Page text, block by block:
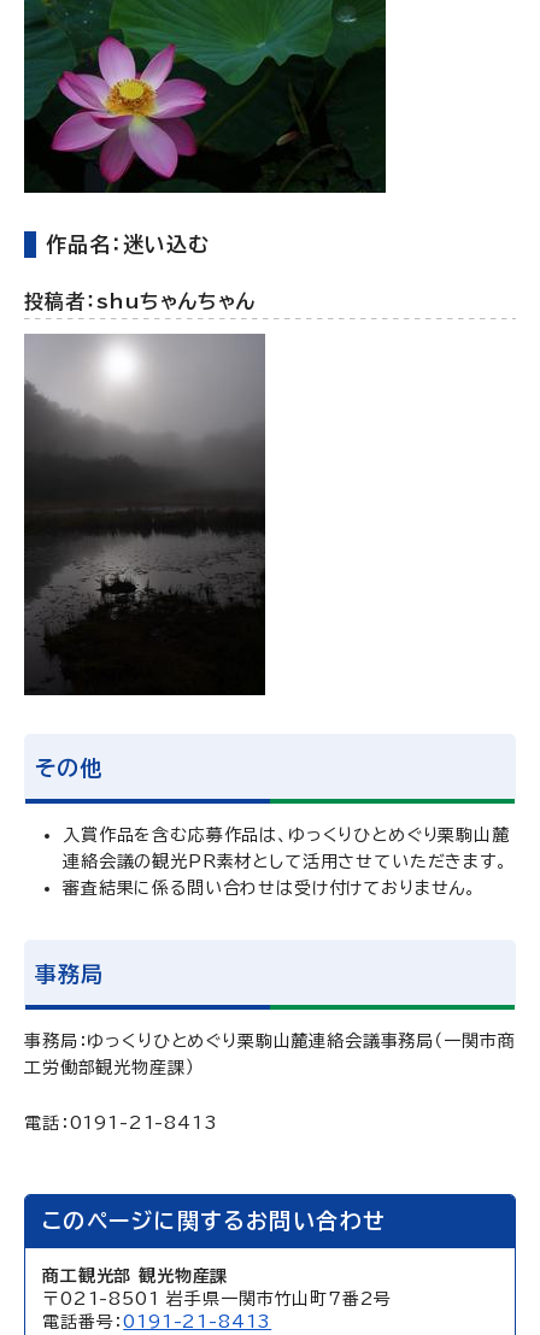
作品名：迷い込む
投稿者：shuちゃんちゃん
その他
入賞作品を含む応募作品は、ゆっくりひとめぐり栗駒山麓
連絡会議の観光PR素材として活用させていただきます。
審査結果に係る問い合わせは受け付けておりません。
事務局
事務局：ゆっくりひとめぐり栗駒山麓連絡会議事務局（一関市商
工労働部観光物産課）
電話：0191-21-8413
このページに関するお問い合わせ
商工観光部 観光物産課
〒021-8501 岩手県一関市竹山町7番2号
電話番号：0191-21-8413